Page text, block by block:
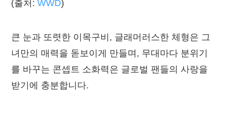
(출처: WWD)
큰 눈과 또렷한 이목구비, 글래머러스한 체형은 그
녀만의 매력을 돋보이게 만들며, 무대마다 분위기
를 바꾸는 콘셉트 소화력은 글로벌 팬들의 사랑을
받기에 충분합니다.